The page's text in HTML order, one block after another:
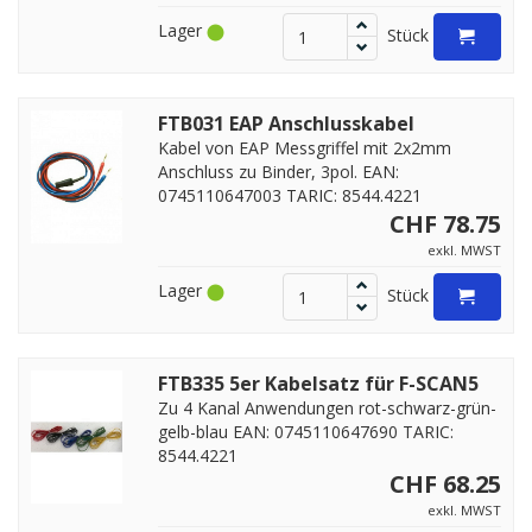
Lager Stück
FTB031 EAP Anschlusskabel
Kabel von EAP Messgriffel mit 2x2mm
Anschluss zu Binder, 3pol. EAN:
0745110647003 TARIC: 8544.4221
CHF 78.75
exkl. MWST
Lager Stück
FTB335 5er Kabelsatz für F-SCAN5
Zu 4 Kanal Anwendungen rot-schwarz-grün-
gelb-blau EAN: 0745110647690 TARIC:
8544.4221
CHF 68.25
exkl. MWST